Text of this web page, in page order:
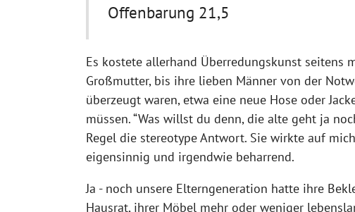
Offenbarung 21,5
Es kostete allerhand Überredungskunst seitens
Großmutter, bis ihre lieben Männer von der
überzeugt waren, etwa eine neue Hose oder
müssen. “Was willst du denn, die alte geht ja
Regel die stereotype Antwort. Sie wirkte auf
eigensinnig und irgendwie beharrend.
Ja - noch unsere Elterngeneration hatte ihre
Hausrat, ihrer Möbel mehr oder weniger